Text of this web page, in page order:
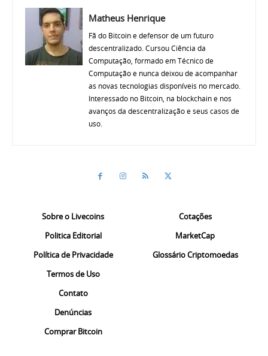
Matheus Henrique
Fã do Bitcoin e defensor de um futuro
descentralizado. Cursou Ciência da
Computação, formado em Técnico de
Computação e nunca deixou de acompanhar
as novas tecnologias disponíveis no mercado.
Interessado no Bitcoin, na blockchain e nos
avanços da descentralização e seus casos de
uso.
Sobre o Livecoins
Politica Editorial
Política de Privacidade
Termos de Uso
Contato
Denúncias
Comprar Bitcoin
Cotações
MarketCap
Glossário Criptomoedas